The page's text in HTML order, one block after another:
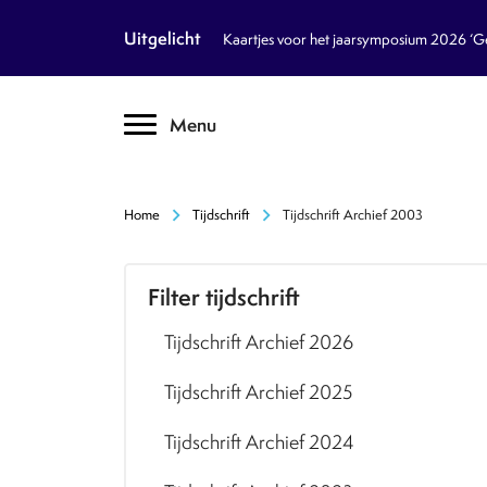
Uitgelicht Kaartjes voor het jaarsymposium 2026
Menu
Nieuws
inventory_2 Dossiers chevron_right
text_format Encyclopedie
textsms Over Ons
Contact
Volg ons op social media
Home chevron_right Tijdschrift chevron_right Tijdschrift Archief 2003
Filter tijdschrift
Tijdschrift Archief 2026
Tijdschrift Archief 2025
Tijdschrift Archief 2024